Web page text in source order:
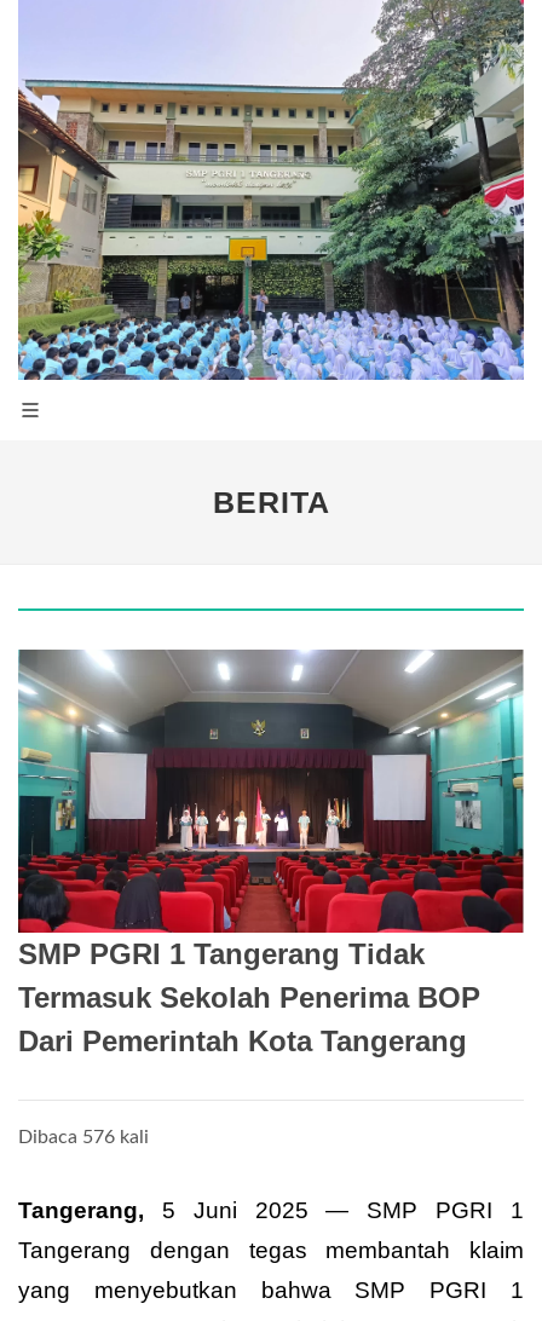
BERITA
SMP PGRI 1 Tangerang Tidak
Termasuk Sekolah Penerima BOP
Dari Pemerintah Kota Tangerang
Dibaca 576 kali
Tangerang, 5 Juni 2025 — SMP PGRI 1
Tangerang dengan tegas membantah klaim
yang menyebutkan bahwa SMP PGRI 1